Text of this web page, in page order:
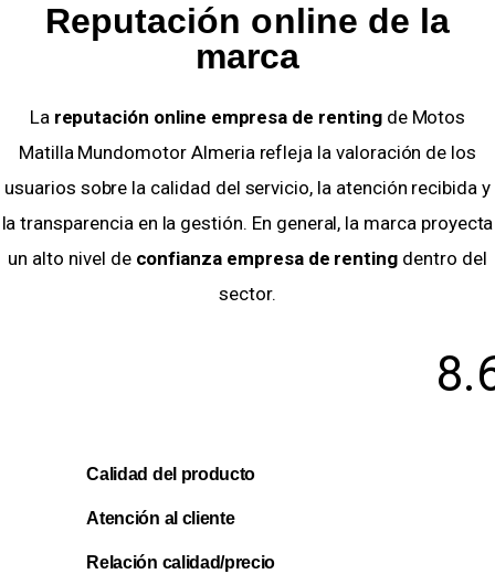
Reputación online de la
marca
La reputación online empresa de rentingde Motos
Matilla Mundomotor Almeria refleja la valoración de los
usuarios sobre la calidad del servicio, la atención recibida y
la transparencia en la gestión. En general, la marca proyecta
un alto nivel de confianza empresa de renting dentro del
sector.
Calidad del producto
Atención al cliente
Relación calidad/precio